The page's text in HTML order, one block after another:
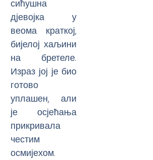
сићушна
дјевојка у
веома краткој,
бијелој хаљини
на бретеле.
Израз јој је био
готово
уплашен, али
је осјећања
прикривала
честим
осмијехом.